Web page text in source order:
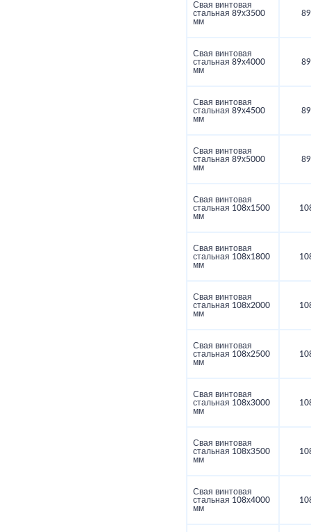
Свая винтовая
стальная 89х3500
мм
89
Свая винтовая
стальная 89х4000
мм
89
Свая винтовая
стальная 89х4500
мм
89
Свая винтовая
стальная 89х5000
мм
89
Свая винтовая
стальная 108х1500
мм
Свая винтовая
стальная 108х1800
мм
Свая винтовая
стальная 108х2000
мм
Свая винтовая
стальная 108х2500
мм
Свая винтовая
стальная 108х3000
мм
Свая винтовая
стальная 108х3500
мм
Свая винтовая
стальная 108х4000
мм